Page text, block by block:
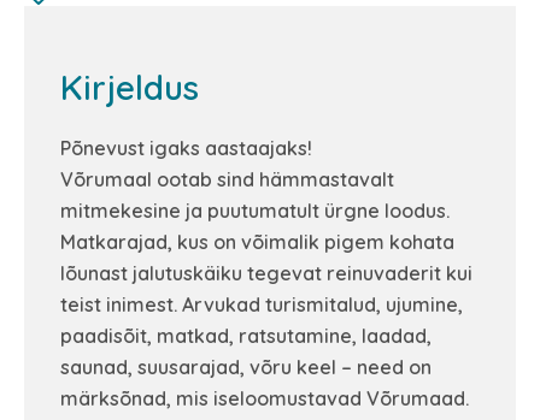
Kirjeldus
Põnevust igaks aastaajaks!
Võrumaal ootab sind hämmastavalt
mitmekesine ja puutumatult ürgne loodus.
Matkarajad, kus on võimalik pigem kohata
lõunast jalutuskäiku tegevat reinuvaderit kui
teist inimest. Arvukad turismitalud, ujumine,
paadisõit, matkad, ratsutamine, laadad,
saunad, suusarajad, võru keel – need on
märksõnad, mis iseloomustavad Võrumaad.